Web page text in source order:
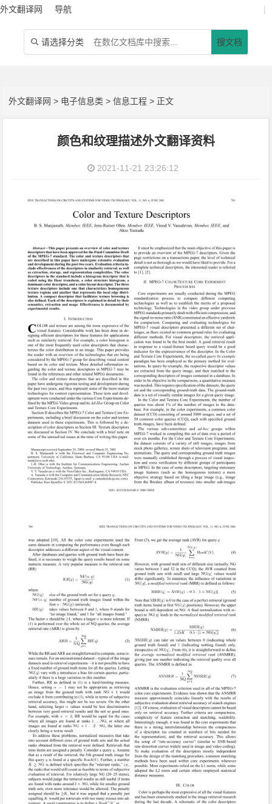
外文翻译网 导航 |
 请选择分类 搜文档
外文翻译网 > 电子信息类 >信息工程 > 正文
颜色和纹理描述外文翻译资料
2021-11-21 23:26:12